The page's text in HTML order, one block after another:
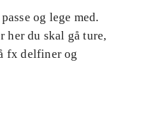
og lege med.
her du skal gå ture,
fx delfiner og